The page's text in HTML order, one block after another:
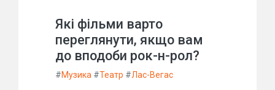
Які фільми варто
переглянути, якщо вам
до вподоби рок-н-рол?
#Музика #Театр #Лас-Вегас